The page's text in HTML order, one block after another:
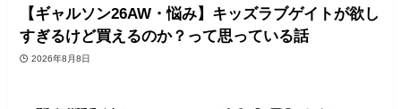
【ギャルソン26AW・悩み】キッズラブゲイトが欲し
すぎるけど買えるのか？って思っている話
2026年8月8日